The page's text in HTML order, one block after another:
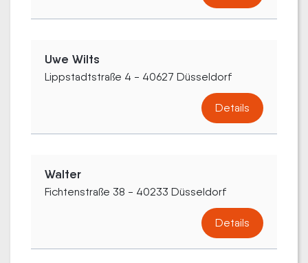
Uwe Wilts
Lippstadtstraße 4 - 40627 Düsseldorf
Details
Walter
Fichtenstraße 38 - 40233 Düsseldorf
Details